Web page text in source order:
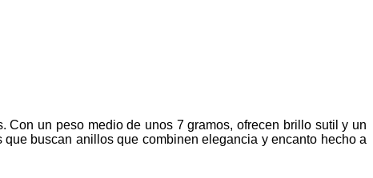
un peso medio de unos 7 gramos, ofrecen brillo sutil y un
buscan anillos que combinen elegancia y encanto hecho a